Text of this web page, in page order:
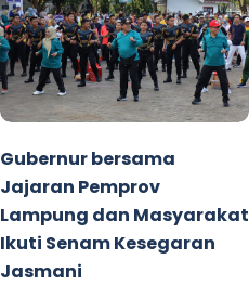
Gubernur bersama
Jajaran Pemprov
Lampung dan Masyarakat
Ikuti Senam Kesegaran
Jasmani